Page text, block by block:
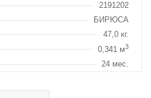
2191202
БИРЮСА
47,0 кг.
0,341 м3
24 мес.